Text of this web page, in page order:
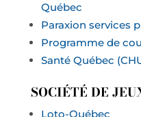
Québec
Paraxion services
Programme de
Santé Québec
SOCIÉTÉ DE
Loto-Québec